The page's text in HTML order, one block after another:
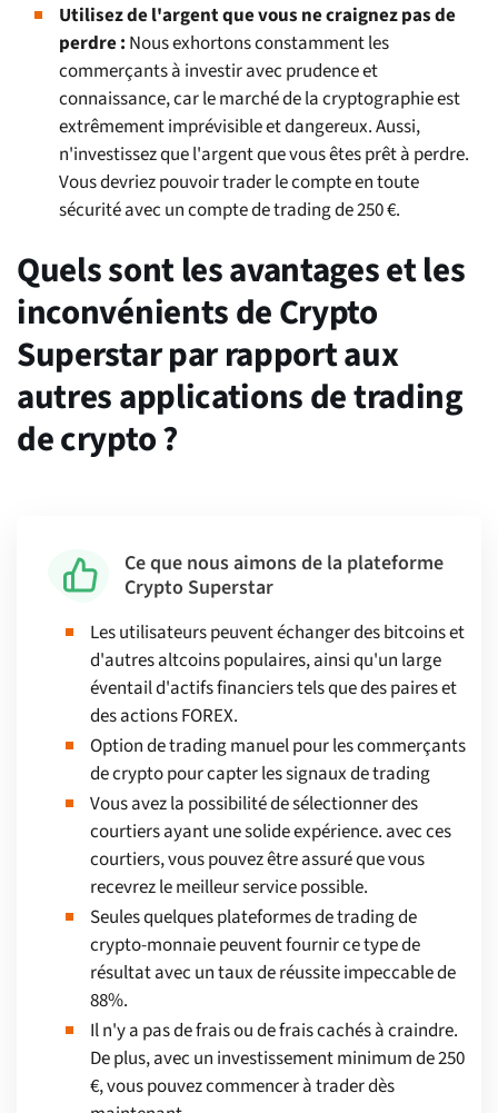
Utilisez de l'argent que vous ne craignez pas de
perdre : Nous exhortons constamment les
commerçants à investir avec prudence et
connaissance, car le marché de la cryptographie est
extrêmement imprévisible et dangereux. Aussi,
n'investissez que l'argent que vous êtes prêt à perdre.
Vous devriez pouvoir trader le compte en toute
sécurité avec un compte de trading de 250 €.
Quels sont les avantages et les
inconvénients de Crypto
Superstar par rapport aux
autres applications de trading
de crypto ?
Ce que nous aimons de la plateforme
Crypto Superstar
Les utilisateurs peuvent échanger des bitcoins et
d'autres altcoins populaires, ainsi qu'un large
éventail d'actifs financiers tels que des paires et
des actions FOREX.
Option de trading manuel pour les commerçants
de crypto pour capter les signaux de trading
Vous avez la possibilité de sélectionner des
courtiers ayant une solide expérience. avec ces
courtiers, vous pouvez être assuré que vous
recevrez le meilleur service possible.
Seules quelques plateformes de trading de
crypto-monnaie peuvent fournir ce type de
résultat avec un taux de réussite impeccable de
88%.
Il n'y a pas de frais ou de frais cachés à craindre.
De plus, avec un investissement minimum de 250
€, vous pouvez commencer à trader dès